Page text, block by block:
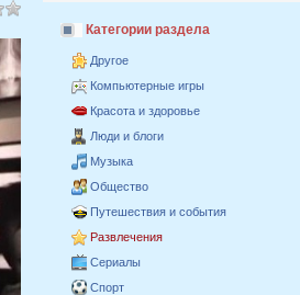
Категории раздела
Другое
Компьютерные игры
Красота и здоровье
Люди и блоги
Музыка
Общество
Путешествия и события
Развлечения
Сериалы
Спорт